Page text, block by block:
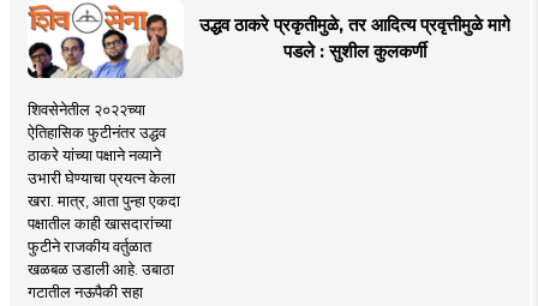
उद्धव ठाकरे प्रकृतीमुळे, तर आदित्य प्रवृत्तीमुळे मागे
पडले : सुशील कुलकर्णी
शिवसेनेतील २०२२च्या
ऐतिहासिक फुटीनंतर उद्धव
ठाकरे यांच्या पक्षाने नव्याने
उभारी घेण्याचा प्रयत्न केला
खरा. मात्र, आता पुन्हा एकदा
पक्षातील काही खासदारांच्या
फुटीने राजकीय वर्तुळात
खळबळ उडाली आहे. उबाठा
गटातील नऊपैकी सहा